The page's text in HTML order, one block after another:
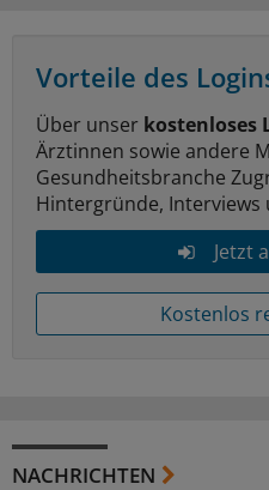
Vorteile des
Über unser kostenloses
Ärztinnen sowie andere
Gesundheitsbranche
Hintergründe, Interviews
Jetzt
Kostenlos
NACHRICHTEN